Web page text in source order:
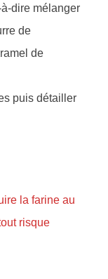
à-dire mélanger
de
de
puis détailler
la farine au
risque